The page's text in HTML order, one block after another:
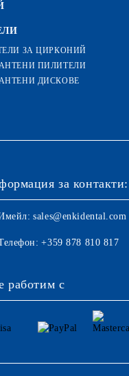
ЗА ЦИРКОНИЙ
ПИЛИТЕЛИ
ДИСКОВЕ
за контакти:
sales@enkidental.com
+359 878 810 817
работим с